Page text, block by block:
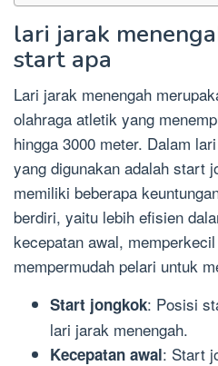
lari jarak
start apa
Lari jarak menengah
olahraga atletik yang
hingga 3000 meter. Dalam
yang digunakan adalah start
memiliki beberapa
berdiri, yaitu lebih efisien
kecepatan awal,
mempermudah pelari untuk
Start jongkok: Posisi
lari jarak menengah.
Kecepatan awal: Start